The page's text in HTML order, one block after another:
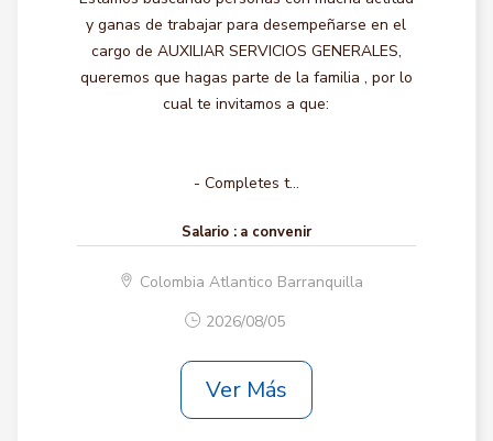
y ganas de trabajar para desempeñarse en el
cargo de AUXILIAR SERVICIOS GENERALES,
queremos que hagas parte de la familia , por lo
cual te invitamos a que:
- Completes t...
Salario : a convenir
Colombia Atlantico Barranquilla
2026/08/05
Ver Más